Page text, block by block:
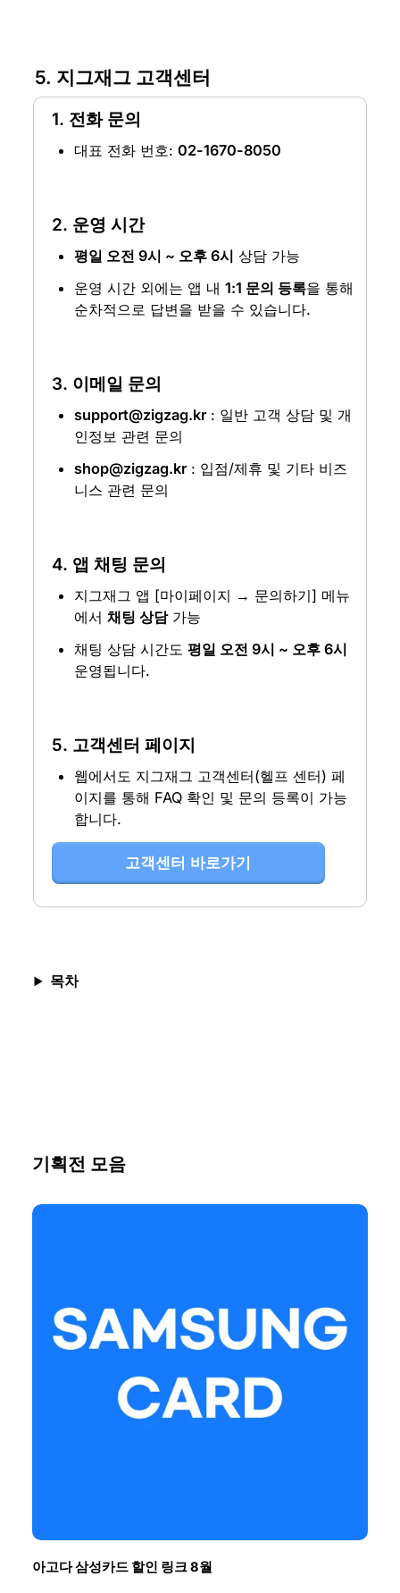
5. 지그재그 고객센터
1. 전화 문의
대표 전화 번호: 02-1670-8050
2. 운영 시간
평일 오전 9시 ~ 오후 6시 상담 가능
운영 시간 외에는 앱 내 1:1 문의 등록을 통해
순차적으로 답변을 받을 수 있습니다.
3. 이메일 문의
support@zigzag.kr : 일반 고객 상담 및 개
인정보 관련 문의
shop@zigzag.kr : 입점/제휴 및 기타 비즈
니스 관련 문의
4. 앱 채팅 문의
지그재그 앱 [마이페이지 → 문의하기] 메뉴
에서 채팅 상담 가능
채팅 상담 시간도 평일 오전 9시 ~ 오후 6시
운영됩니다.
5. 고객센터 페이지
웹에서도 지그재그 고객센터(헬프 센터) 페
이지를 통해 FAQ 확인 및 문의 등록이 가능
합니다.
고객센터 바로가기
목차
기획전 모음
아고다 삼성카드 할인 링크 8월